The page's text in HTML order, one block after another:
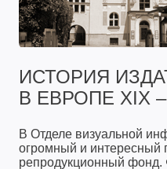
ИСТОРИЯ
В ЕВРОПЕ XIX
В Отделе визуальной
огромный и интересный
репродукционный фонд.